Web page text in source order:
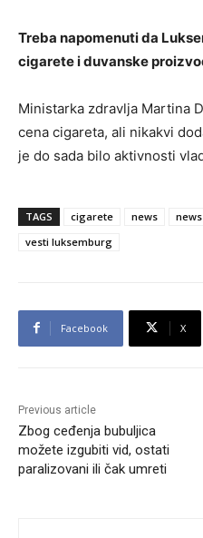
Treba napomenuti da
cigarete i duvanske
Ministarka zdravlja Martina
cena cigareta, ali nikakvi
je do sada bilo aktivnosti
TAGS cigarete news
vesti luksemburg
Facebook X
Previous article
Zbog ceđenja bubuljica
možete izgubiti vid, ostati
paralizovani ili čak umreti